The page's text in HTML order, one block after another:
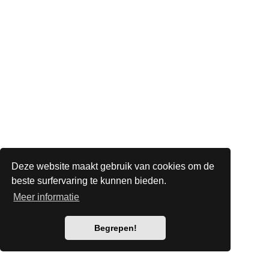
Deze website maakt gebruik van cookies om de
beste surfervaring te kunnen bieden.
Meer informatie
Begrepen!